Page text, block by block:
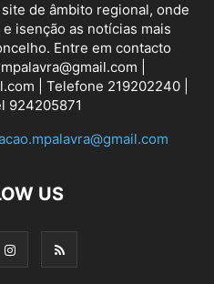
de âmbito regional, onde
isenção as notícias mais
Entre em contacto
|
| Telefone 219202240 |
924205871
US